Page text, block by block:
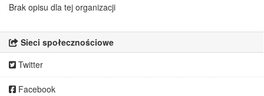
Brak opisu dla tej organizacji
Sieci społecznościowe
Twitter
Facebook